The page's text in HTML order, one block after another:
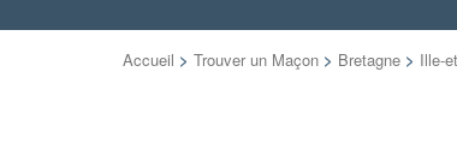
Accueil > Trouver un Maçon > Bretagne > Ille-